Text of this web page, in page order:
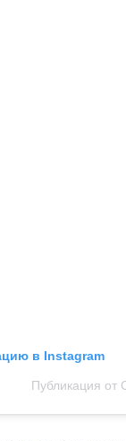
в Instagram
Публикация от